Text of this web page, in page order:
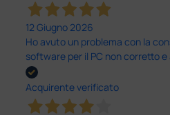
12 Giugno 2026
Ho avuto un problema con la
software per il PC non corretto
Acquirente verificato